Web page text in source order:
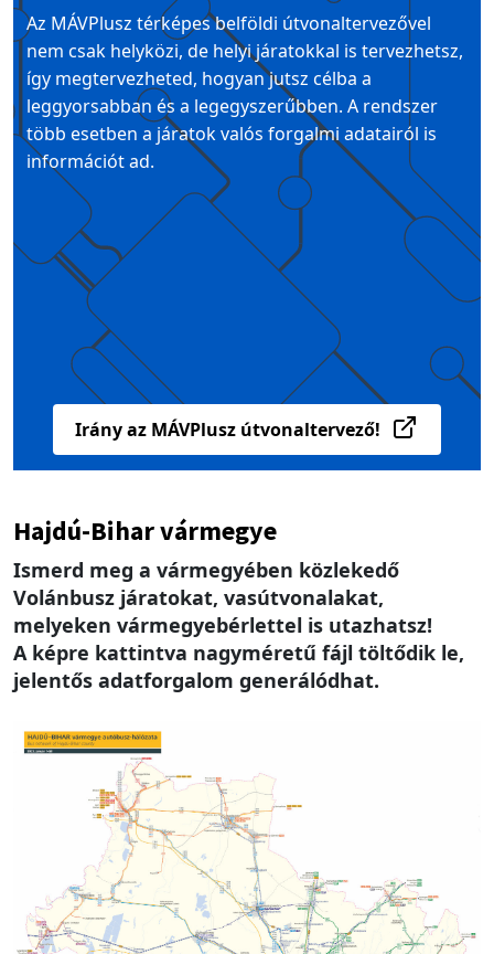
Az MÁVPlusz térképes belföldi útvonaltervezővel
nem csak helyközi, de helyi járatokkal is tervezhetsz,
így megtervezheted, hogyan jutsz célba a
leggyorsabban és a legegyszerűbben. A rendszer
több esetben a járatok valós forgalmi adatairól is
információt ad.
Irány az MÁVPlusz útvonaltervező!
Hajdú-Bihar vármegye
Ismerd meg a vármegyében közlekedő
Volánbusz járatokat, vasútvonalakat,
melyeken vármegyebérlettel is utazhatsz!
A képre kattintva nagyméretű fájl töltődik le,
jelentős adatforgalom generálódhat.
Image